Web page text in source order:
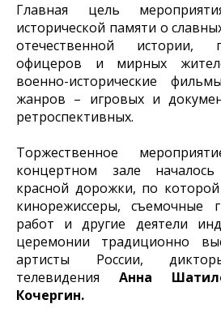
Главная цель
исторической памяти о
отечественной истории,
офицеров и мирных
военно-исторические
жанров – игровых и
ретроспективных.
Торжественное
концертном зале
красной дорожки, по
кинорежиссеры, съемочные
работ и другие деятели
церемонии традиционно
артисты России,
телевидения Анна
Кочергин.